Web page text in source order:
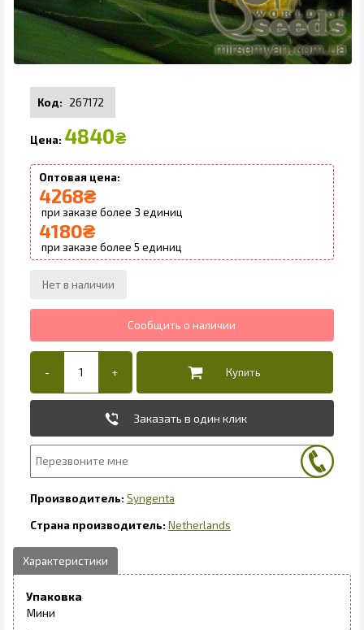
267172
4840₴
4268₴
3
4180₴
5
Заказать в один клик
Syngenta
Netherlands
Упаковка
Мини